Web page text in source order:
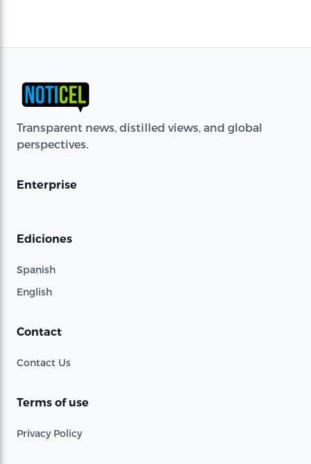
Transparent news, distilled views, and global
perspectives.
Enterprise
Ediciones
Spanish
English
Contact
Contact Us
Terms of use
Privacy Policy